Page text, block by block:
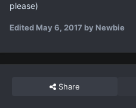
please)
Edited May 6, 2017 by Newbie
Share